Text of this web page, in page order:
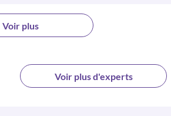
Voir plus
Voir plus d'experts